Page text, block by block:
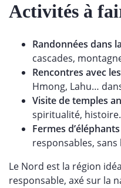
Activités à
Randonnées dans
cascades,
Rencontres avec
Hmong, Lahu…
Visite de temples
spiritualité, histoire.
Fermes
responsables,
Le Nord est la région
responsable, axé sur la